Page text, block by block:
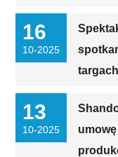
16
10-2025
13
10-2025